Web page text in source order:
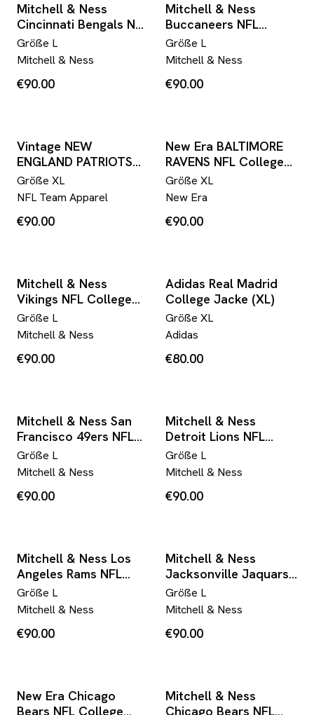
Mitchell & Ness
Cincinnati Bengals NFL
College Jacke (L)
Größe L
Mitchell & Ness
€90.00
Mitchell & Ness
Buccaneers NFL
College Jacke (L)
Größe L
Mitchell & Ness
€90.00
Vintage NEW
ENGLAND PATRIOTS
NFL College Jacke
(XL)
Größe XL
NFL Team Apparel
€90.00
New Era BALTIMORE
RAVENS NFL College
Jacke (XL)
Größe XL
New Era
€90.00
Mitchell & Ness
Vikings NFL College
Jacke (L)
Größe L
Mitchell & Ness
€90.00
Adidas Real Madrid
College Jacke (XL)
Größe XL
Adidas
€80.00
Mitchell & Ness San
Francisco 49ers NFL
College Jacke (L)
Größe L
Mitchell & Ness
€90.00
Mitchell & Ness
Detroit Lions NFL
College Jacke (L)
Größe L
Mitchell & Ness
€90.00
Mitchell & Ness Los
Angeles Rams NFL
College Jacke (L)
Größe L
Mitchell & Ness
€90.00
Mitchell & Ness
Jacksonville Jaquars
NFL College Jacke (L)
Größe L
Mitchell & Ness
€90.00
New Era Chicago
Bears NFL College
Mitchell & Ness
Chicago Bears NFL